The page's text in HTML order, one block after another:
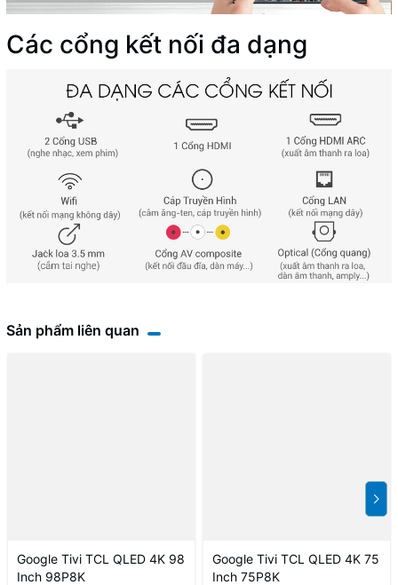
Các cổng kết nối đa dạng
Sản phẩm liên quan
Google Tivi TCL QLED 4K 98
Inch 98P8K
Google Tivi TCL QLED 4K 75
Inch 75P8K